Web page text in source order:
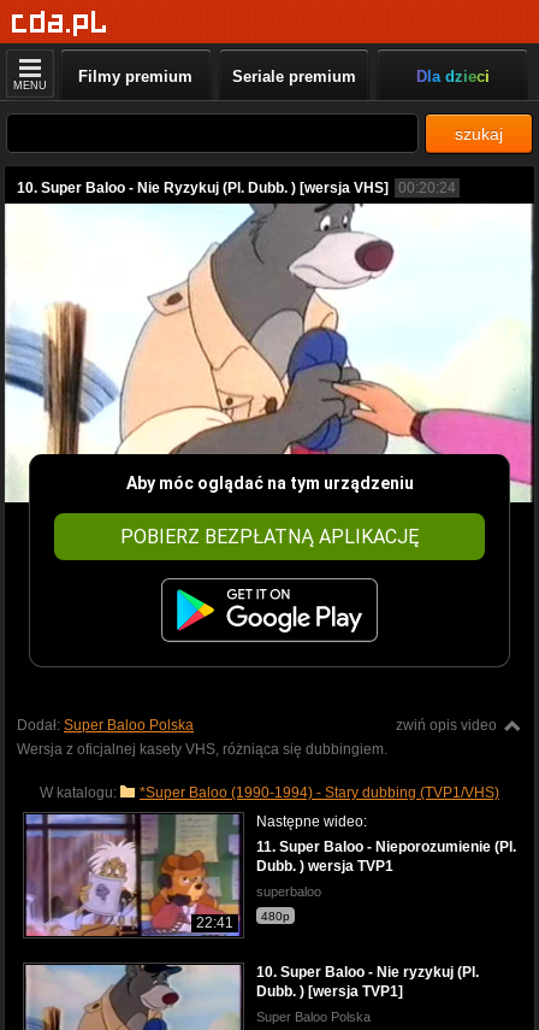
MENU Filmy premium Seriale premium Dla dzieci
szukaj
10. Super Baloo - Nie Ryzykuj (Pl. Dubb. ) [wersja VHS] 00:20:24
Aby móc oglądać na tym urządzeniu
POBIERZ BEZPŁATNĄ APLIKACJĘ
zwiń opis video
Dodał: Super Baloo Polska
Wersja z oficjalnej kasety VHS, różniąca się dubbingiem.
W katalogu: *Super Baloo (1990-1994) - Stary dubbing (TVP1/VHS)
22:41
Następne wideo:
11. Super Baloo - Nieporozumienie (Pl.
Dubb. ) wersja TVP1
superbaloo
480p
10. Super Baloo - Nie ryzykuj (Pl.
Dubb. ) [wersja TVP1]
Super Baloo Polska